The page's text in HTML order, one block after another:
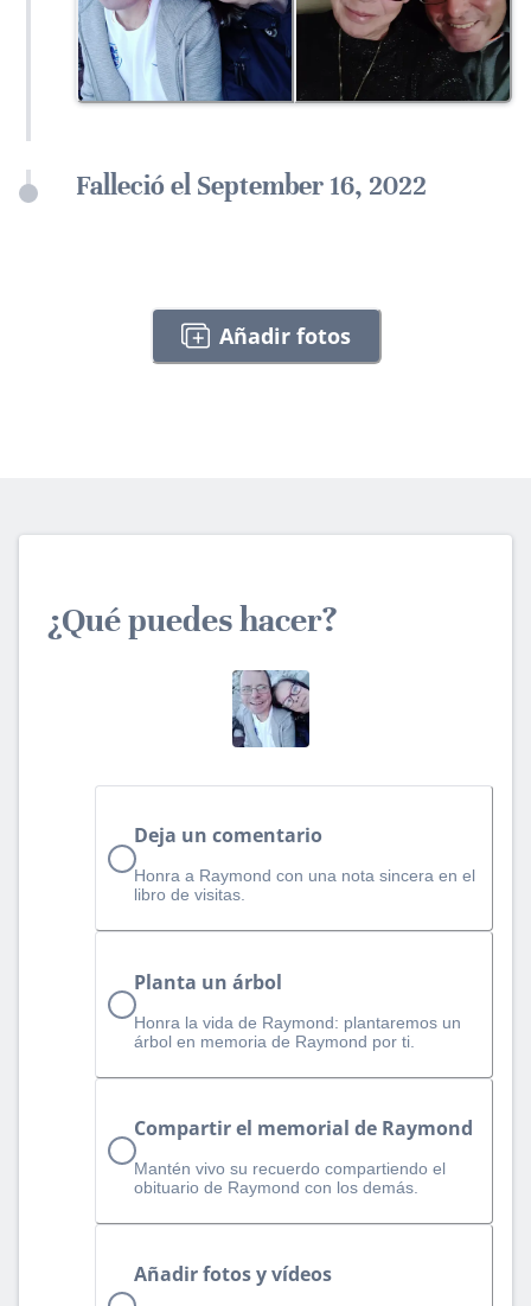
Falleció el September 16, 2022
Añadir fotos
¿Qué puedes hacer?
Deja un comentario
Honra a Raymond con una nota sincera en el
libro de visitas.
Planta un árbol
Honra la vida de Raymond: plantaremos un
árbol en memoria de Raymond por ti.
Compartir el memorial de Raymond
Mantén vivo su recuerdo compartiendo el
obituario de Raymond con los demás.
Añadir fotos y vídeos